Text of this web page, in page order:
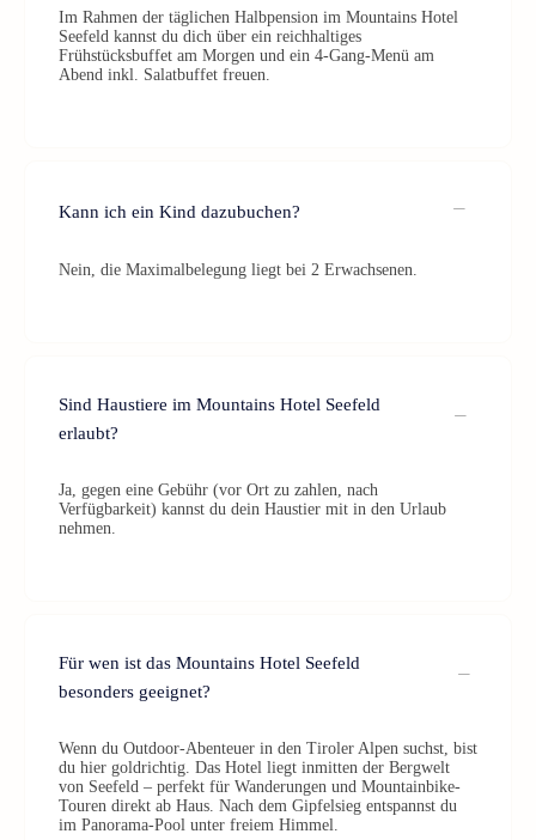
Im Rahmen der täglichen Halbpension im Mountains Hotel
Seefeld kannst du dich über ein reichhaltiges
Frühstücksbuffet am Morgen und ein 4-Gang-Menü am
Abend inkl. Salatbuffet freuen.
Kann ich ein Kind dazubuchen?
Nein, die Maximalbelegung liegt bei 2 Erwachsenen.
Sind Haustiere im Mountains Hotel Seefeld
erlaubt?
Ja, gegen eine Gebühr (vor Ort zu zahlen, nach
Verfügbarkeit) kannst du dein Haustier mit in den Urlaub
nehmen.
Für wen ist das Mountains Hotel Seefeld
besonders geeignet?
Wenn du Outdoor-Abenteuer in den Tiroler Alpen suchst, bist
du hier goldrichtig. Das Hotel liegt inmitten der Bergwelt
von Seefeld – perfekt für Wanderungen und Mountainbike-
Touren direkt ab Haus. Nach dem Gipfelsieg entspannst du
im Panorama-Pool unter freiem Himmel.